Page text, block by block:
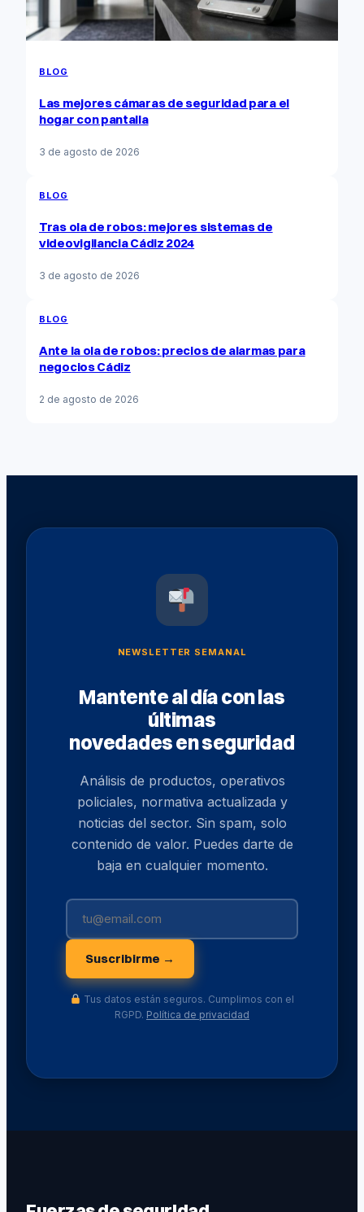
BLOG
Las mejores cámaras de seguridad para el
hogar con pantalla
3 de agosto de 2026
BLOG
Tras ola de robos: mejores sistemas de
videovigilancia Cádiz 2024
3 de agosto de 2026
BLOG
Ante la ola de robos: precios de alarmas para
negocios Cádiz
2 de agosto de 2026
NEWSLETTER SEMANAL
Mantente al día con las
últimas
novedades en seguridad
Análisis de productos, operativos
policiales, normativa actualizada y
noticias del sector. Sin spam, solo
contenido de valor. Puedes darte de
baja en cualquier momento.
Suscribirme →
Tus datos están seguros. Cumplimos con el
RGPD. Política de privacidad